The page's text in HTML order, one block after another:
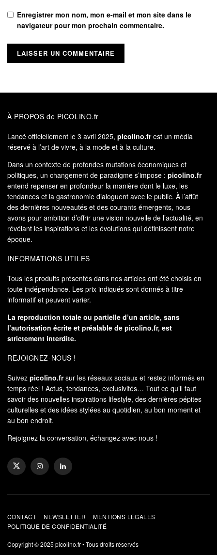
Enregistrer mon nom, mon e-mail et mon site dans le
navigateur pour mon prochain commentaire.
À PROPOS de PICOLINO.fr
Lancé officiellement le 3 avril 2025, picolino.frest un média
réservé à l’art de vivre, à la mode et à la culture.
Dans un contexte de profondes mutations économiques et
politiques, un changement de paradigme s’impose : picolino.fr
entend repenser en profondeur la manière dont le luxe, les
tendances et la gastronomie dialoguent avec le public. À l’affût
des dernières nouveautés et des courants émergents, nous
avons pour ambition d’offrir une vision nouvelle de l’actualité, en
révélant les inspirations et les évolutions qui définissent notre
époque.
INFORMATIONS UTILES
Tous les produits présentés dans nos articles ont été choisis en
toute indépendance. Les prix indiqués sont donnés à titre
informatif et peuvent varier.
La reproduction totale ou partielle d’un article, sans
l’autorisation écrite et préalable de picolino.fr, est
strictement interdite.
REJOIGNEZ-NOUS !
Suivez picolino.frsur les réseaux sociaux et restez informés en
temps réel ! Actus, tendances, exclusivités… Tout ce qu’il faut
savoir des nouvelles inspirations lifestyle, des dernières pépites
culturelles et des idées stylées au quotidien, au bon moment et
au bon endroit.
Rejoignez la conversation, échangez avec nous !
CONTACT NEWSLETTER
MENTIONS LÉGALES
POLITIQUE DE CONFIDENTIALITÉ
Copyright © 2025 picolino.fr• Tous droits réservés